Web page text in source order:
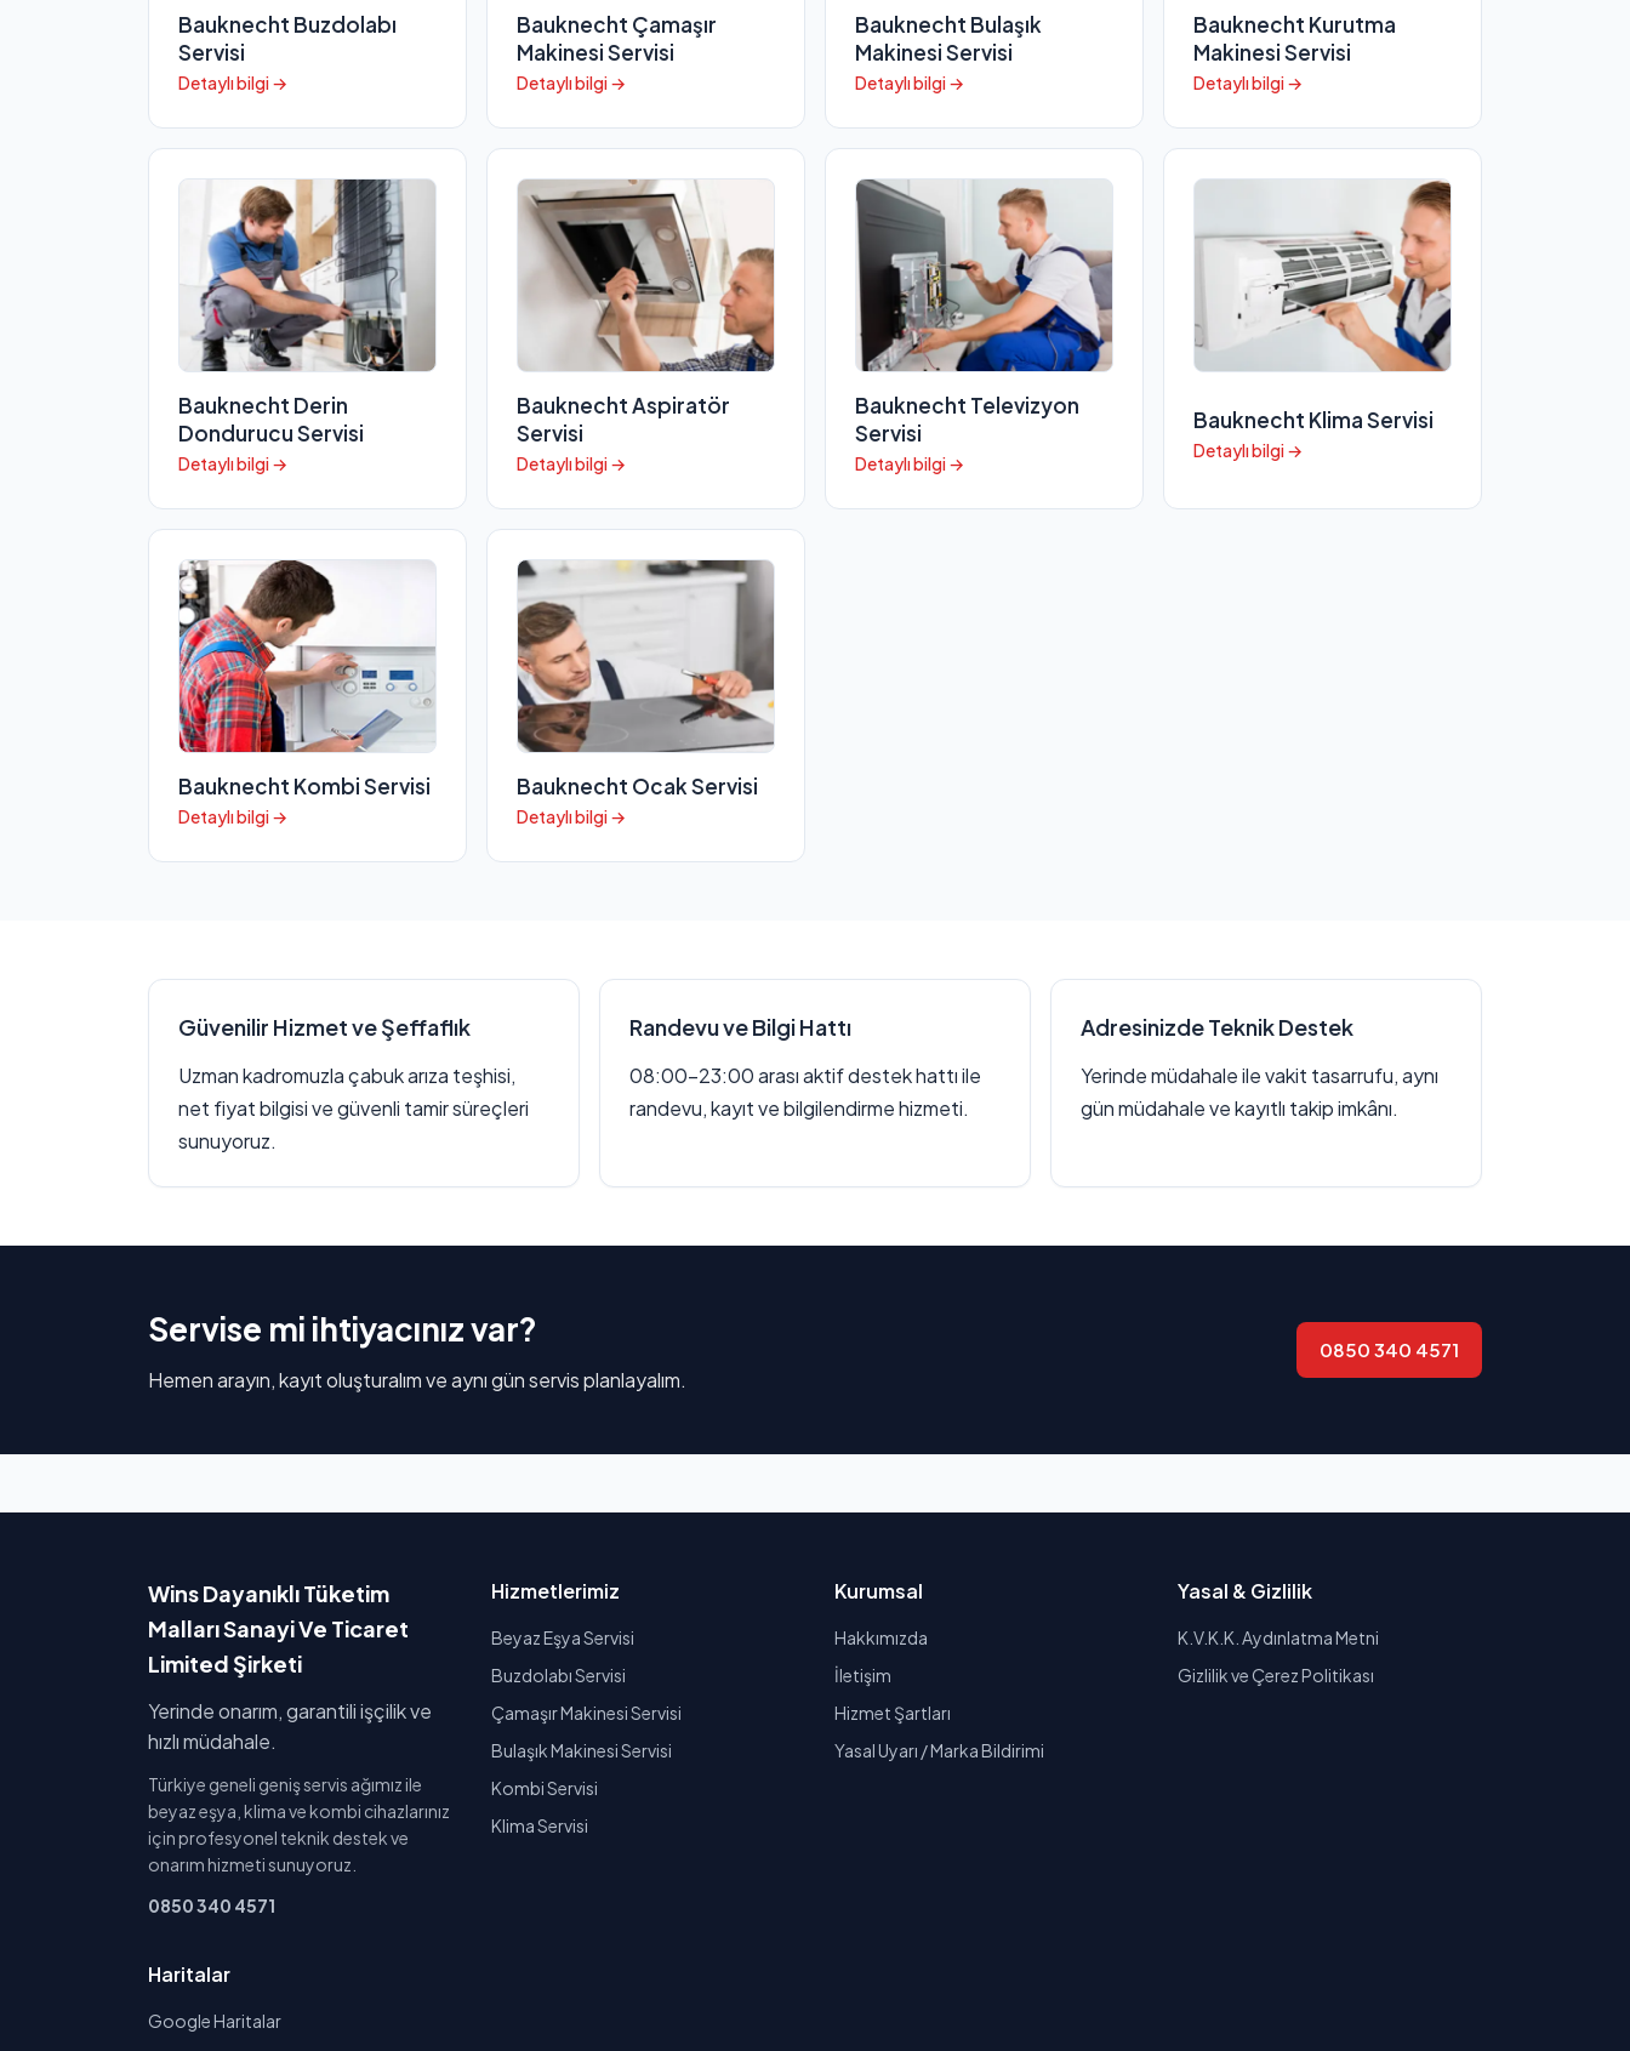
Bauknecht Buzdolabı
Servisi
Detaylı bilgi →
Bauknecht Çamaşır
Makinesi Servisi
Detaylı bilgi →
Bauknecht Bulaşık
Makinesi Servisi
Detaylı bilgi →
Bauknecht Kurutma
Makinesi Servisi
Detaylı bilgi →
Bauknecht Derin
Dondurucu Servisi
Detaylı bilgi →
Bauknecht Aspiratör
Servisi
Detaylı bilgi →
Bauknecht Televizyon
Servisi
Detaylı bilgi →
Bauknecht Klima Servisi
Detaylı bilgi →
Bauknecht Kombi Servisi
Detaylı bilgi →
Bauknecht Ocak Servisi
Detaylı bilgi →
Güvenilir Hizmet ve Şeffaflık
Uzman kadromuzla çabuk arıza teşhisi,
net fiyat bilgisi ve güvenli tamir süreçleri
sunuyoruz.
Randevu ve Bilgi Hattı
08:00–23:00 arası aktif destek hattı ile
randevu, kayıt ve bilgilendirme hizmeti.
Adresinizde Teknik Destek
Yerinde müdahale ile vakit tasarrufu, aynı
gün müdahale ve kayıtlı takip imkânı.
Servise mi ihtiyacınız var?
Hemen arayın, kayıt oluşturalım ve aynı gün servis planlayalım.
0850 340 4571
Wins Dayanıklı Tüketim
Malları Sanayi Ve Ticaret
Limited Şirketi
Yerinde onarım, garantili işçilik ve
hızlı müdahale.
Türkiye geneli geniş servis ağımız ile
beyaz eşya, klima ve kombi cihazlarınız
için profesyonel teknik destek ve
onarım hizmeti sunuyoruz.
0850 340 4571
Hizmetlerimiz
Beyaz Eşya Servisi
Buzdolabı Servisi
Çamaşır Makinesi Servisi
Bulaşık Makinesi Servisi
Kombi Servisi
Klima Servisi
Kurumsal
Hakkımızda
İletişim
Hizmet Şartları
Yasal Uyarı / Marka Bildirimi
Yasal & Gizlilik
K.V.K.K. Aydınlatma Metni
Gizlilik ve Çerez Politikası
Haritalar
Google Haritalar